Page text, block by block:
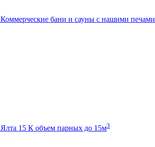
Коммерческие бани и сауны с нашими печами
Ялта 15 К объем парных до 15м3